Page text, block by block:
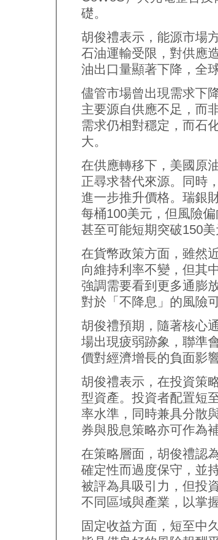
礎。
胡俊禮表示，能源市場
石油運輸受限，對供應
油出口量顯著下降，全
儘管市場曾出現需求下
主要源自供應不足，而
需求仍相對穩定，而石
大。
在供應轉移下，美國原
正尋求替代來源。同時
進一步推升價格。瑞銀
每桶100美元，但風險
甚至可能短期突破150
在貨幣政策方面，雖然
向維持利率不變，但其
強調需要看到更多通膨
對於「不降息」的風險
胡俊禮預期，隨著核心
場出現疲弱跡象，聯準
價對經濟增長的負面影
胡俊禮表示，在投資策
型資產。投資者配置短
率水準，同時兼具分散
券與股息策略亦可作為
在策略層面，胡俊禮認
確定性而過度保守，並
被評為具吸引力，但投
不同區域與產業，以掌
固定收益方面，短至中